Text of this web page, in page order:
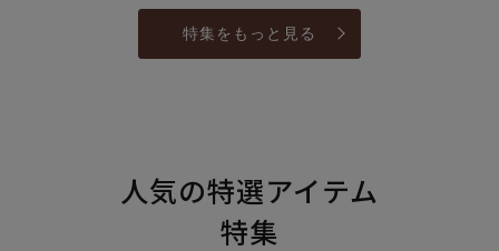
特集をもっと見る
人気の特選アイテム
特集